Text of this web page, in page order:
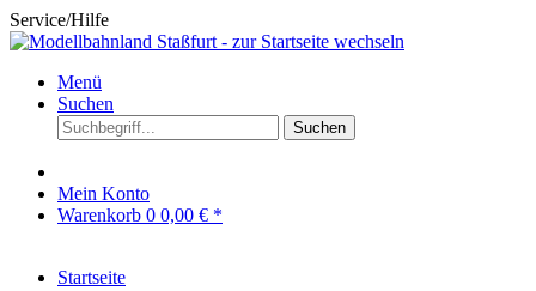
Service/Hilfe
Menü
Suchen
Suchen
Mein Konto
Warenkorb 0 0,00 € *
Startseite